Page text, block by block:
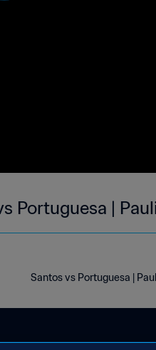
Portuguesa |
Santos vs Portuguesa |